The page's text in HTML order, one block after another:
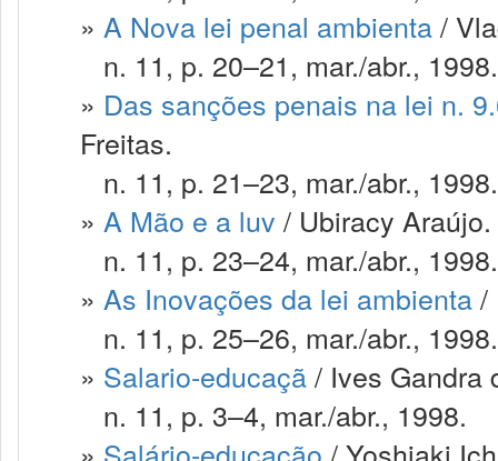
» A Nova lei penal ambienta/
n. 11, p. 20–21, mar./abr., 1998.
» Das sanções penais na lei n.
Freitas.
n. 11, p. 21–23, mar./abr., 1998.
» A Mão e a luv / Ubiracy Araújo.
n. 11, p. 23–24, mar./abr., 1998.
» As Inovações da lei ambienta/
n. 11, p. 25–26, mar./abr., 1998.
» Salario-educaçã/ Ives Gandra
n. 11, p. 3–4, mar./abr., 1998.